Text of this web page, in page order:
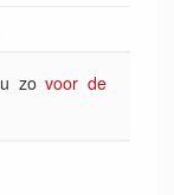
zovoor de